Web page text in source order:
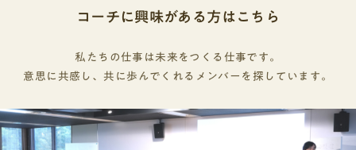
コーチに興味がある方はこちら
私たちの仕事は未来をつくる仕事です。
意思に共感し、共に歩んでくれるメンバーを探しています。